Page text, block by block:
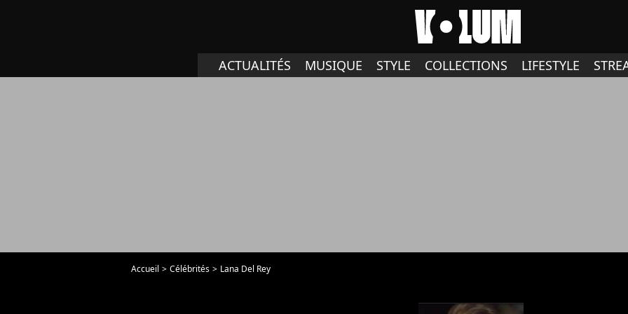
ACTUALITÉS MUSIQUE STYLE COLLECTIONS LIFESTYLE
Accueil Célébrités Lana Del Rey